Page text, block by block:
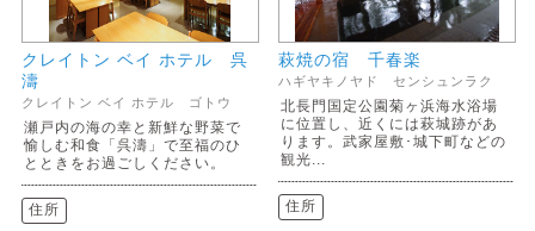
クレイトン ベイ ホテル 呉
濤
クレイトン ベイ ホテル ゴトウ
瀬戸内の海の幸と新鮮な野菜で
愉しむ和食「呉濤」で至福のひ
とときをお過ごしください。
住所
萩焼の宿 千春楽
ハギヤキノヤド センシュンラク
北長門国定公園菊ヶ浜海水浴場
に位置し、近くには萩城跡があ
ります。武家屋敷･城下町などの
観光...
住所